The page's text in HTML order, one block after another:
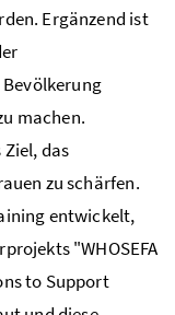
Ergänzend ist
machen.
das
zu schärfen.
entwickelt,
"WHOSEFA
to Support